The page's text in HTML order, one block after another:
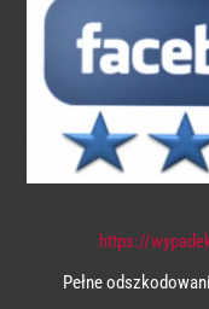
https://
Pełne